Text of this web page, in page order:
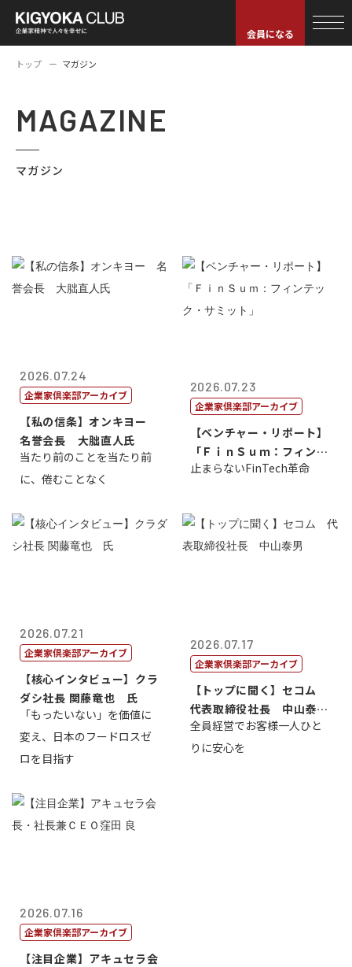
会員になる
トップ マガジン
MAGAZINE
マガジン
2026.07.24
企業家倶楽部アーカイブ
【私の信条】オンキヨー
名誉会長 大朏直人氏
当たり前のことを当たり前
に、倦むことなく
2026.07.23
企業家倶楽部アーカイブ
【ベンチャー・リポート】
「ＦｉｎＳｕｍ：フィンテ
ック・サミッ...
止まらないFinTech革命
2026.07.21
企業家倶楽部アーカイブ
【核心インタビュー】クラ
ダシ社長 関藤竜也 氏
「もったいない」を価値に
変え、日本のフードロスゼ
ロを目指す
2026.07.17
企業家倶楽部アーカイブ
【トップに聞く】セコム
代表取締役社長 中山泰
男
全員経営でお客様一人ひと
りに安心を
2026.07.16
企業家倶楽部アーカイブ
【注目企業】アキュセラ会